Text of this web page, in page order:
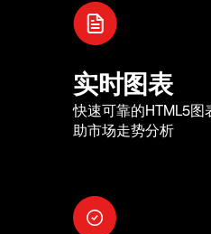
实时图表
快速可靠的HTML5
助市场走势分析